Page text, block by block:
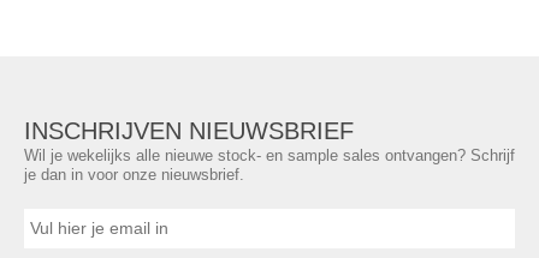
INSCHRIJVEN NIEUWSBRIEF
Wil je wekelijks alle nieuwe stock- en sample sales ontvangen? Schrijf
je dan in voor onze nieuwsbrief.